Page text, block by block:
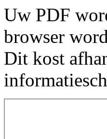
Uw PDF
browser
Dit kost